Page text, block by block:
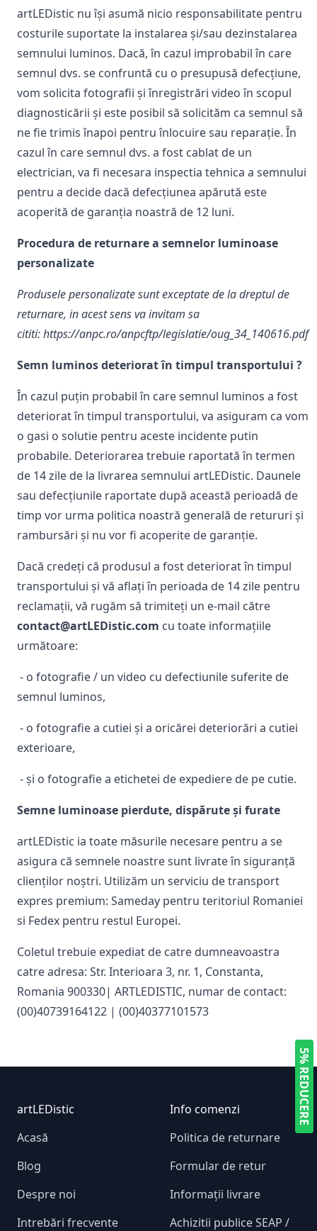
artLEDistic nu își asumă nicio responsabilitate pentru
costurile suportate la instalarea și/sau dezinstalarea
semnului luminos. Dacă, în cazul improbabil în care
semnul dvs. se confruntă cu o presupusă defecțiune,
vom solicita fotografii și înregistrări video în scopul
diagnosticării și este posibil să solicităm ca semnul să
ne fie trimis înapoi pentru înlocuire sau reparație. În
cazul în care semnul dvs. a fost cablat de un
electrician, va fi necesara inspectia tehnica a semnului
pentru a decide dacă defecțiunea apărută este
acoperită de garanția noastră de 12 luni.
Procedura de returnare a semnelor luminoase
personalizate
Produsele personalizate sunt exceptate de la dreptul de
returnare, in acest sens va invitam sa
cititi:https://anpc.ro/anpcftp/legislatie/oug_34_140616.pdf
Semn luminos deteriorat în timpul transportului ?
În cazul puțin probabil în care semnul luminos a fost
deteriorat în timpul transportului, va asiguram ca vom
o gasi o solutie pentru aceste incidente putin
probabile. Deteriorarea trebuie raportată în termen
de 14 zile de la livrarea semnului artLEDistic. Daunele
sau defecțiunile raportate după această perioadă de
timp vor urma politica noastră generală de retururi și
rambursări și nu vor fi acoperite de garanție.
Dacă credeți că produsul a fost deteriorat în timpul
transportului și vă aflați în perioada de 14 zile pentru
reclamații, vă rugăm să trimiteți un e-mail către
contact@artLEDistic.com cu toate informațiile
următoare:
- o fotografie / un video cu defectiunile suferite de
semnul luminos,
- o fotografie a cutiei și a oricărei deteriorări a cutiei
exterioare,
- și o fotografie a etichetei de expediere de pe cutie.
Semne luminoase pierdute, dispărute și furate
artLEDistic ia toate măsurile necesare pentru a se
asigura că semnele noastre sunt livrate în siguranță
clienților noștri. Utilizăm un serviciu de transport
expres premium: Sameday pentru teritoriul Romaniei
si Fedex pentru restul Europei.
Coletul trebuie expediat de catre dumneavoastra
catre adresa: Str. Interioara 3, nr. 1, Constanta,
Romania 900330| ARTLEDISTIC, numar de contact:
(00)40739164122 | (00)40377101573
5% REDUCERE
Footer
artLEDistic
Acasă
Blog
Despre noi
Intrebări frecvente
Info comenzi
Politica de returnare
Formular de retur
Informații livrare
Achizitii publice SEAP /